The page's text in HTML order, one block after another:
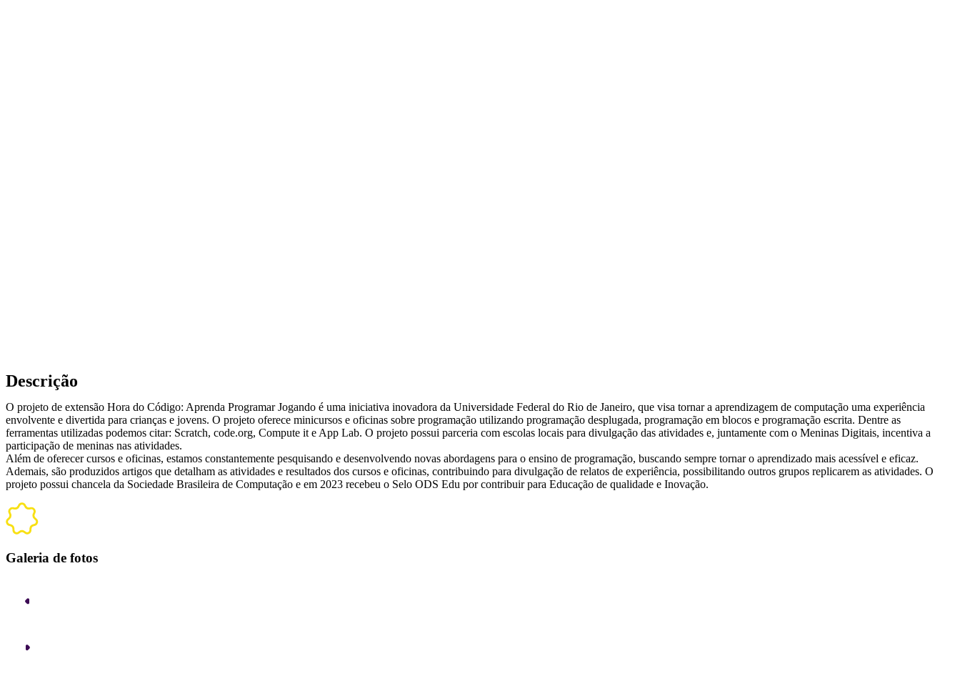
Descrição
O projeto de extensão Hora do Código: Aprenda Programar Jogando é uma iniciativa inovadora da Universidade Federal do Rio de Janeiro, que visa tornar a aprendizagem de computação uma experiência
envolvente e divertida para crianças e jovens. O projeto oferece minicursos e oficinas sobre programação utilizando programação desplugada, programação em blocos e programação escrita. Dentre as
ferramentas utilizadas podemos citar: Scratch, code.org, Compute it e App Lab. O projeto possui parceria com escolas locais para divulgação das atividades e, juntamente com o Meninas Digitais, incentiva a
participação de meninas nas atividades.
Além de oferecer cursos e oficinas, estamos constantemente pesquisando e desenvolvendo novas abordagens para o ensino de programação, buscando sempre tornar o aprendizado mais acessível e eficaz.
Ademais, são produzidos artigos que detalham as atividades e resultados dos cursos e oficinas, contribuindo para divulgação de relatos de experiência, possibilitando outros grupos replicarem as atividades. O
projeto possui chancela da Sociedade Brasileira de Computação e em 2023 recebeu o Selo ODS Edu por contribuir para Educação de qualidade e Inovação.
Galeria de fotos